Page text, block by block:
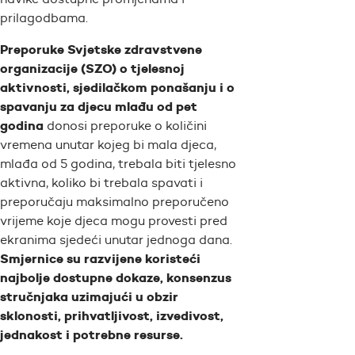
prilagodbama.
Preporuke Svjetske zdravstvene
organizacije (SZO) o tjelesnoj
aktivnosti, sjedilačkom ponašanju i o
spavanju za djecu mlađu od pet
godina donosi preporuke o količini
vremena unutar kojeg bi mala djeca,
mlađa od 5 godina, trebala biti tjelesno
aktivna, koliko bi trebala spavati i
preporučaju maksimalno preporučeno
vrijeme koje djeca mogu provesti pred
ekranima sjedeći unutar jednoga dana.
Smjernice su razvijene koristeći
najbolje dostupne dokaze, konsenzus
stručnjaka uzimajući u obzir
sklonosti, prihvatljivost, izvedivost,
jednakost i potrebne resurse.